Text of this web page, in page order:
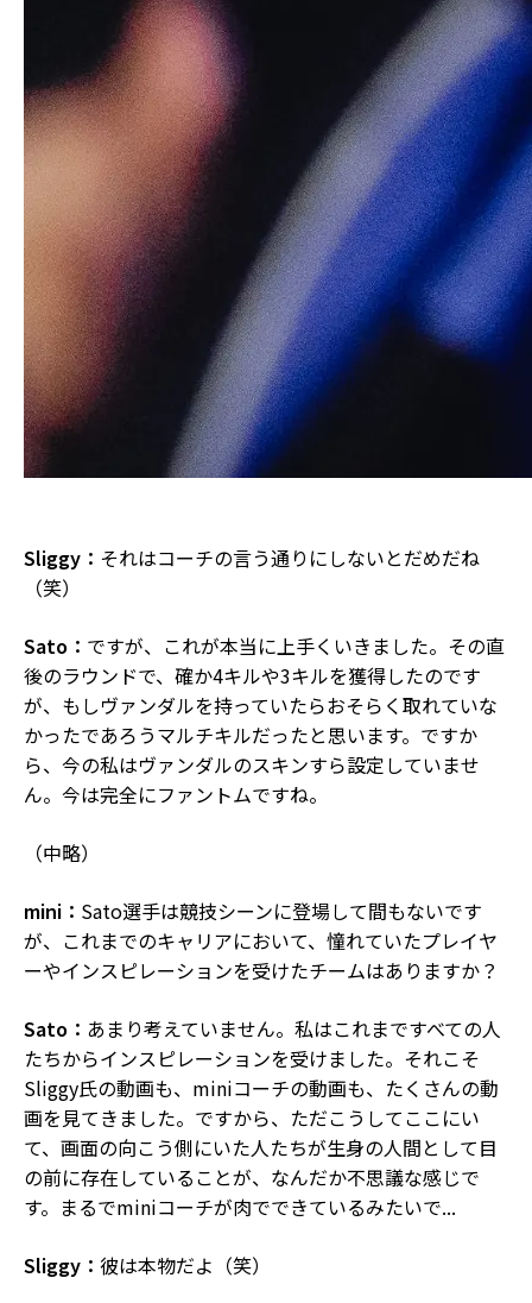
Sliggy： それはコーチの言う通りにしないとだめだね
（笑）
Sato： ですが、これが本当に上手くいきました。その直
後のラウンドで、確か4キルや3キルを獲得したのです
が、もしヴァンダルを持っていたらおそらく取れていな
かったであろうマルチキルだったと思います。ですか
ら、今の私はヴァンダルのスキンすら設定していませ
ん。今は完全にファントムですね。
（中略）
mini： Sato選手は競技シーンに登場して間もないです
が、これまでのキャリアにおいて、憧れていたプレイヤ
ーやインスピレーションを受けたチームはありますか？
Sato： あまり考えていません。私はこれまですべての人
たちからインスピレーションを受けました。それこそ
Sliggy氏の動画も、miniコーチの動画も、たくさんの動
画を見てきました。ですから、ただこうしてここにい
て、画面の向こう側にいた人たちが生身の人間として目
の前に存在していることが、なんだか不思議な感じで
す。まるでminiコーチが肉でできているみたいで...
Sliggy： 彼は本物だよ（笑）